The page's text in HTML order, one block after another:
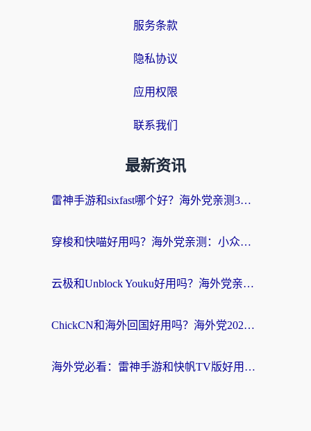
服务条款
隐私协议
应用权限
联系我们
最新资讯
雷神手游和sixfast哪个好？海外党亲测3款回国加速器，教你选对不踩坑
穿梭和快喵好用吗？海外党亲测：小众加速器对比+番茄加速器深度体验
云极和Unblock Youku好用吗？海外党亲测+2026回国加速器避坑指南
ChickCN和海外回国好用吗？海外党2026亲测：从手游到影音，选对加速器的3个关键
海外党必看：雷神手游和快帆TV版好用吗？3步选对回国加速器不踩坑